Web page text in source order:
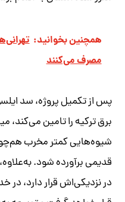
همچنین بخوانید:
مصرف می‌کنند
برق ترکیه را تامین می‌کند،
شیوه‌هایی کمتر مخرب
قدیمی برآورده شود.
در نزدیکی‌اش قرار دارد،